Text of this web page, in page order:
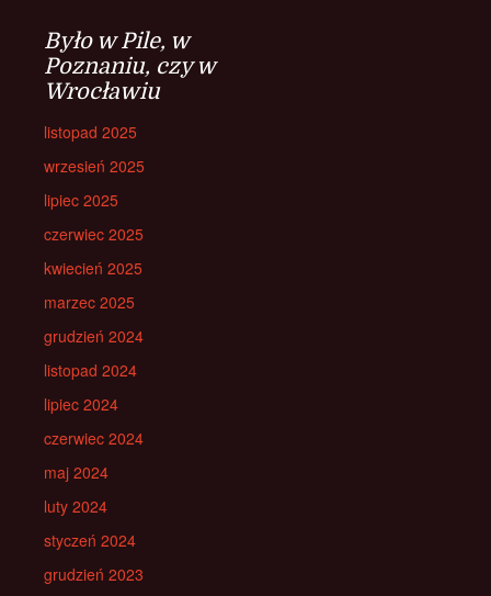
Było w Pile, w
Poznaniu, czy w
Wrocławiu
listopad 2025
wrzesień 2025
lipiec 2025
czerwiec 2025
kwiecień 2025
marzec 2025
grudzień 2024
listopad 2024
lipiec 2024
czerwiec 2024
maj 2024
luty 2024
styczeń 2024
grudzień 2023